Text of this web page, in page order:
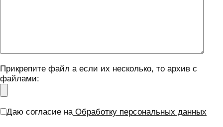
Прикрепите файл а если их несколько, то архив с
файлами:
Даю согласие наОбработку персональных данных